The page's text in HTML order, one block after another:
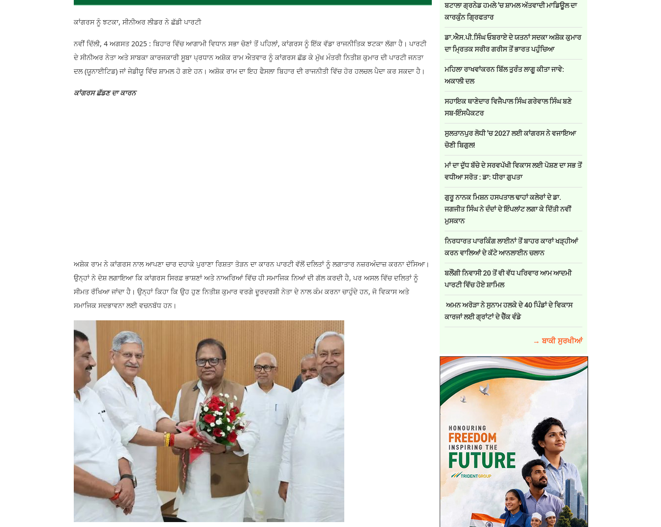
ਕਾਂਗਰਸ ਨੂੰ ਝਟਕਾ, ਸੀਨੀਅਰ ਲੀਡਰ ਨੇ ਛੱਡੀ ਪਾਰਟੀ
ਨਵੀਂ ਦਿੱਲੀ, 4 ਅਗਸਤ 2025 : ਬਿਹਾਰ ਵਿੱਚ ਆਗਾਮੀ ਵਿਧਾਨ ਸਭਾ ਚੋਣਾਂ ਤੋਂ ਪਹਿਲਾਂ, ਕਾਂਗਰਸ ਨੂੰ ਇੱਕ ਵੱਡਾ ਰਾਜਨੀਤਿਕ ਝਟਕਾ ਲੱਗਾ ਹੈ। ਪਾਰਟੀ
ਦੇ ਸੀਨੀਅਰ ਨੇਤਾ ਅਤੇ ਸਾਬਕਾ ਕਾਰਜਕਾਰੀ ਸੂਬਾ ਪ੍ਰਧਾਨ ਅਸ਼ੋਕ ਰਾਮ ਐਤਵਾਰ ਨੂੰ ਕਾਂਗਰਸ ਛੱਡ ਕੇ ਮੁੱਖ ਮੰਤਰੀ ਨਿਤੀਸ਼ ਕੁਮਾਰ ਦੀ ਪਾਰਟੀ ਜਨਤਾ
ਦਲ (ਯੂਨਾਈਟਿਡ) ਜਾਂ ਜੇਡੀਯੂ ਵਿੱਚ ਸ਼ਾਮਲ ਹੋ ਗਏ ਹਨ। ਅਸ਼ੋਕ ਰਾਮ ਦਾ ਇਹ ਫੈਸਲਾ ਬਿਹਾਰ ਦੀ ਰਾਜਨੀਤੀ ਵਿੱਚ ਹੋਰ ਹਲਚਲ ਪੈਦਾ ਕਰ ਸਕਦਾ ਹੈ।
ਕਾਂਗਰਸ ਛੱਡਣ ਦਾ ਕਾਰਨ
ਅਸ਼ੋਕ ਰਾਮ ਨੇ ਕਾਂਗਰਸ ਨਾਲ ਆਪਣਾ ਚਾਰ ਦਹਾਕੇ ਪੁਰਾਣਾ ਰਿਸ਼ਤਾ ਤੋੜਨ ਦਾ ਕਾਰਨ ਪਾਰਟੀ ਵੱਲੋਂ ਦਲਿਤਾਂ ਨੂੰ ਲਗਾਤਾਰ ਨਜ਼ਰਅੰਦਾਜ਼ ਕਰਨਾ ਦੱਸਿਆ।
ਉਨ੍ਹਾਂ ਨੇ ਦੋਸ਼ ਲਗਾਇਆ ਕਿ ਕਾਂਗਰਸ ਸਿਰਫ਼ ਭਾਸ਼ਣਾਂ ਅਤੇ ਨਾਅਰਿਆਂ ਵਿੱਚ ਹੀ ਸਮਾਜਿਕ ਨਿਆਂ ਦੀ ਗੱਲ ਕਰਦੀ ਹੈ, ਪਰ ਅਸਲ ਵਿੱਚ ਦਲਿਤਾਂ ਨੂੰ
ਸੀਮਤ ਰੱਖਿਆ ਜਾਂਦਾ ਹੈ। ਉਨ੍ਹਾਂ ਕਿਹਾ ਕਿ ਉਹ ਹੁਣ ਨਿਤੀਸ਼ ਕੁਮਾਰ ਵਰਗੇ ਦੂਰਦਰਸ਼ੀ ਨੇਤਾ ਦੇ ਨਾਲ ਕੰਮ ਕਰਨਾ ਚਾਹੁੰਦੇ ਹਨ, ਜੋ ਵਿਕਾਸ ਅਤੇ
ਸਮਾਜਿਕ ਸਦਭਾਵਨਾ ਲਈ ਵਚਨਬੱਧ ਹਨ।
ਬਟਾਲਾ ਗ੍ਰਨੇਡ ਹਮਲੇ ’ਚ ਸ਼ਾਮਲ ਅੱਤਵਾਦੀ ਮਾਡਿਊਲ ਦਾ
ਕਾਰਕੁੰਨ ਗ੍ਰਿਫਤਾਰ
ਡਾ.ਐਸ.ਪੀ.ਸਿੰਘ ਓਬਰਾਏ ਦੇ ਯਤਨਾਂ ਸਦਕਾ ਅਸ਼ੋਕ ਕੁਮਾਰ
ਦਾ ਮ੍ਰਿਤਕ ਸਰੀਰ ਗਰੀਸ ਤੋਂ ਭਾਰਤ ਪਹੁੰਚਿਆ
ਮਹਿਲਾ ਰਾਖਵਾਂਕਰਨ ਬਿੱਲ ਤੁਰੰਤ ਲਾਗੂ ਕੀਤਾ ਜਾਵੇ:
ਅਕਾਲੀ ਦਲ
ਸਹਾਇਕ ਥਾਣੇਦਾਰ ਵਿਜੈਪਾਲ ਸਿੰਘ ਗਰੇਵਾਲ ਸਿੰਘ ਬਣੇ
ਸਬ-ਇੰਸਪੈਕਟਰ
ਸੁਲਤਾਨਪੁਰ ਲੋਧੀ ’ਚ 2027 ਲਈ ਕਾਂਗਰਸ ਨੇ ਵਜਾਇਆ
ਚੋਣੀ ਬਿਗੁਲ!
ਮਾਂ ਦਾ ਦੁੱਧ ਬੱਚੇ ਦੇ ਸਰਵਪੱਖੀ ਵਿਕਾਸ ਲਈ ਪੋਸ਼ਣ ਦਾ ਸਭ ਤੋਂ
ਵਧੀਆ ਸਰੋਤ : ਡਾ: ਧੀਰਾ ਗੁਪਤਾ
ਗੁਰੂ ਨਾਨਕ ਮਿਸ਼ਨ ਹਸਪਤਾਲ ਢਾਹਾਂ ਕਲੇਰਾਂ ਦੇ ਡਾ.
ਜਗਜੀਤ ਸਿੰਘ ਨੇ ਦੰਦਾਂ ਦੇ ਇੰਪਲਾਂਟ ਲਗਾ ਕੇ ਦਿੱਤੀ ਨਵੀਂ
ਮੁਸਕਾਨ
ਨਿਰਧਾਰਤ ਪਾਰਕਿੰਗ ਲਾਈਨਾਂ ਤੋਂ ਬਾਹਰ ਕਾਰਾਂ ਖੜ੍ਹੀਆਂ
ਕਰਨ ਵਾਲਿਆਂ ਦੇ ਕੱਟੇ ਆਨਲਾਈਨ ਚਲਾਨ
ਬਲੌਂਗੀ ਨਿਵਾਸੀ 20 ਤੋਂ ਵੀ ਵੱਧ ਪਰਿਵਾਰ ਆਮ ਆਦਮੀ
ਪਾਰਟੀ ਵਿੱਚ ਹੋਏ ਸ਼ਾਮਿਲ
ਅਮਨ ਅਰੋੜਾ ਨੇ ਸੁਨਾਮ ਹਲਕੇ ਦੇ 40 ਪਿੰਡਾਂ ਦੇ ਵਿਕਾਸ
ਕਾਰਜਾਂ ਲਈ ਗ੍ਰਾਂਟਾਂ ਦੇ ਚੈੱਕ ਵੰਡੇ
→ ਬਾਕੀ ਸੁਰਖੀਆਂ